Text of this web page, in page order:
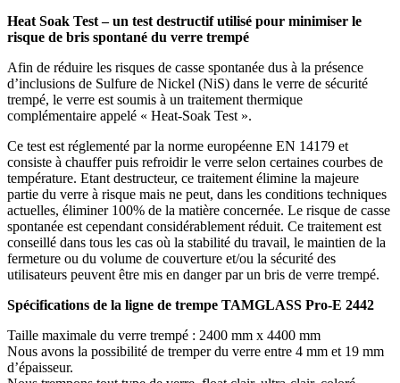
Heat Soak Test – un test destructif utilisé pour minimiser le
risque de bris spontané du verre trempé
Afin de réduire les risques de casse spontanée dus à la présence
d’inclusions de Sulfure de Nickel (NiS) dans le verre de sécurité
trempé, le verre est soumis à un traitement thermique
complémentaire appelé « Heat-Soak Test ».
Ce test est réglementé par la norme européenne EN 14179 et
consiste à chauffer puis refroidir le verre selon certaines courbes de
température. Etant destructeur, ce traitement élimine la majeure
partie du verre à risque mais ne peut, dans les conditions techniques
actuelles, éliminer 100% de la matière concernée. Le risque de casse
spontanée est cependant considérablement réduit. Ce traitement est
conseillé dans tous les cas où la stabilité du travail, le maintien de la
fermeture ou du volume de couverture et/ou la sécurité des
utilisateurs peuvent être mis en danger par un bris de verre trempé.
Spécifications de la ligne de trempe TAMGLASS Pro-E 2442
Taille maximale du verre trempé : 2400 mm x 4400 mm
Nous avons la possibilité de tremper du verre entre 4 mm et 19 mm
d’épaisseur.